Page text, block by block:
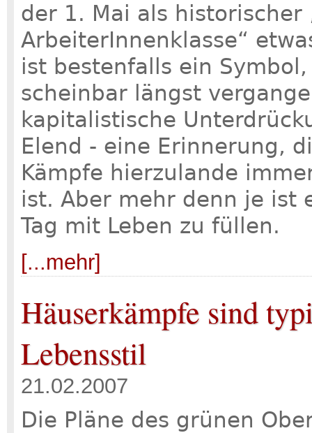
der 1. Mai als historischer
ArbeiterInnenklasse“
ist bestenfalls ein
scheinbar längst
kapitalistische
Elend - eine Erinnerung,
Kämpfe hierzulande
ist. Aber mehr denn je ist
Tag mit Leben zu füllen.
[...mehr]
Häuserkämpfe sind
Lebensstil
21.02.2007
Die Pläne des grünen